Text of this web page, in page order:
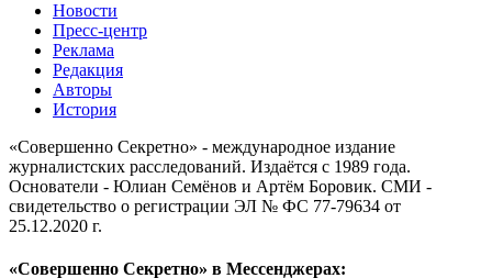
Новости
Пресс-центр
Реклама
Редакция
Авторы
История
«Совершенно Секретно» - международное издание
журналистских расследований. Издаётся с 1989 года.
Основатели - Юлиан Семёнов и Артём Боровик. CМИ -
свидетельство о регистрации ЭЛ № ФС 77-79634 от
25.12.2020 г.
«Совершенно Секретно» в Мессенджерах: